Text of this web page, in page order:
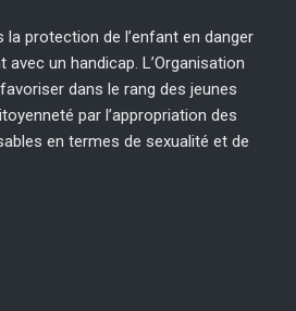
la protection de l’enfant en danger
avec un handicap. L’Organisation
dans le rang des jeunes
par l’appropriation des
en termes de sexualité et de